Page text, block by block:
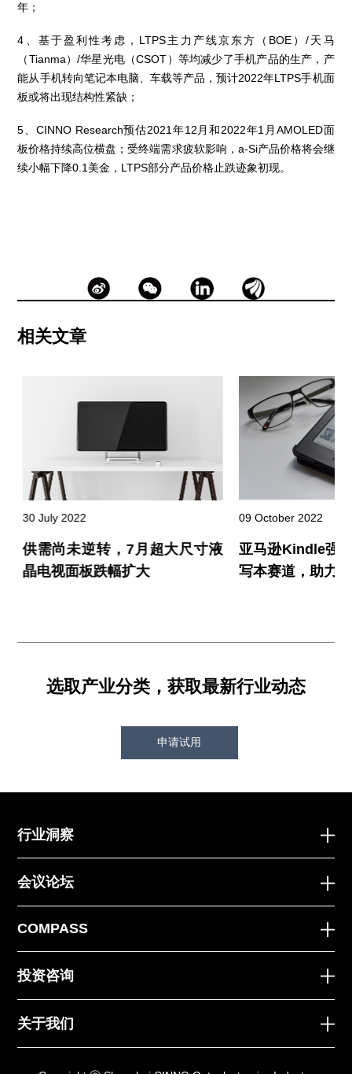
年；
4、基于盈利性考虑，LTPS主力产线京东方（BOE）/天马
（Tianma）/华星光电（CSOT）等均减少了手机产品的生产，产
能从手机转向笔记本电脑、车载等产品，预计2022年LTPS手机面
板或将出现结构性紧缺；
5、CINNO Research预估2021年12月和2022年1月AMOLED面
板价格持续高位横盘；受终端需求疲软影响，a-Si产品价格将会继
续小幅下降0.1美金，LTPS部分产品价格止跌迹象初现。
相关文章
30 July 2022
供需尚未逆转，7月超大尺寸液
晶电视面板跌幅扩大
09 October 2022
亚马逊Kindle强
写本赛道，助力
选取产业分类，获取最新行业动态
申请试用
行业洞察
会议论坛
COMPASS
投资咨询
关于我们